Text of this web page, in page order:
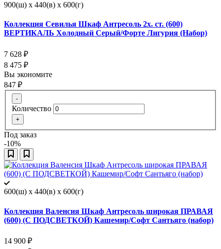
900(ш) x 440(в) x 600(г)
Коллекция Севилья Шкаф Антресоль 2х. ст. (600)
ВЕРТИКАЛЬ Холодный Серый/Форте Лигурия (Набор)
7 628 ₽
8 475 ₽
Вы экономите
847 ₽
-
Количество
+
Под заказ
-10%
600(ш) x 440(в) x 600(г)
Коллекция Валенсия Шкаф Антресоль широкая ПРАВАЯ
(600) (С ПОДСВЕТКОЙ) Кашемир/Софт Сантьяго (набор)
14 900 ₽